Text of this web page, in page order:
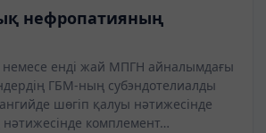
нефропатияның
енді жай МПГН айналымдағы
ГБМ-ның субэндотелиалды
шөгіп қалуы нәтижесінде
комплемент…